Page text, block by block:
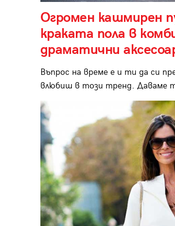
Огромен кашмирен
краката пола в
драматични
Въпрос на време е и ти да си
влюбиш в този тренд. Даваме